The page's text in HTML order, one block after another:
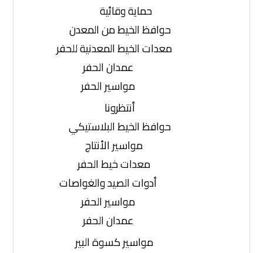
حماية وقائية
حوافظ الخيط من المعدن
معدات الخيط المعدنية للحفر
عمدان الحفر
مواسير الحفر
أنتظرونا
حوافظ الخيط البلاستيكي
مواسير الأنتاج
معدات خيط الحفر
أدوات الصيد والغواصات
مواسير الحفر
عمدان الحفر
مواسير كسوة البير